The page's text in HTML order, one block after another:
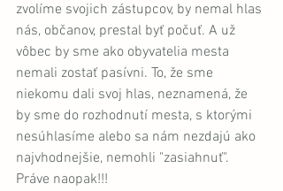
zvolíme svojich zástupcov, by nemal hlas
nás, občanov, prestal byť počuť. A už
vôbec by sme ako obyvatelia mesta
nemali zostať pasívni. To, že sme
niekomu dali svoj hlas, neznamená, že
by sme do rozhodnutí mesta, s ktorými
nesúhlasíme alebo sa nám nezdajú ako
najvhodnejšie, nemohli "zasiahnuť".
Práve naopak!!!